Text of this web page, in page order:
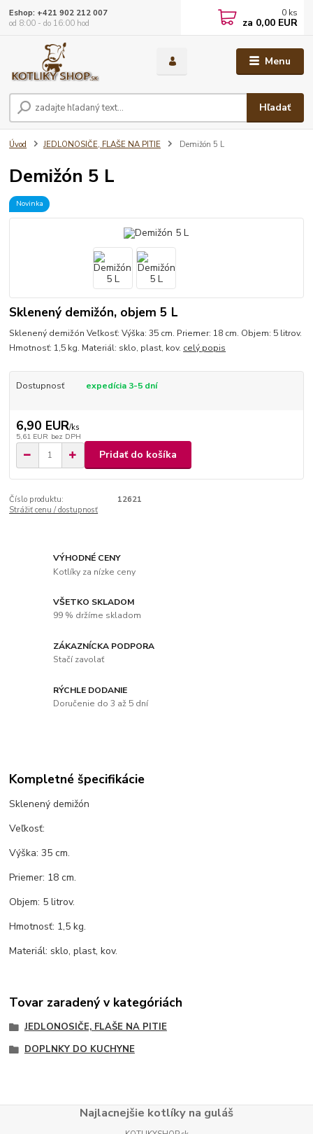
Menu
Hľadať
Eshop: +421 902 212 007
od 8:00 - do 16:00 hod
0 ks
za 0,00 EUR
Úvod JEDLONOSIČE, FLAŠE NA PITIE Demižón 5 L
Demižón 5 L
Novinka
Sklenený demižón, objem 5 L
Sklenený demižón Veľkosť: Výška: 35 cm. Priemer: 18 cm. Objem: 5 litrov.
Hmotnosť: 1,5 kg. Materiál: sklo, plast, kov. celý popis
Dostupnosť expedícia 3-5 dní
6,90 EUR/ks
5,61 EUR bez DPH
Pridať do košíka
Číslo produktu:
12621
Strážiť cenu / dostupnosť
VÝHODNÉ CENY
Kotlíky za nízke ceny
VŠETKO SKLADOM
99 % držíme skladom
ZÁKAZNÍCKA PODPORA
Stačí zavolať
RÝCHLE DODANIE
Doručenie do 3 až 5 dní
Kompletné špecifikácie
Sklenený demižón
Veľkosť:
Výška: 35 cm.
Priemer: 18 cm.
Objem: 5 litrov.
Hmotnosť: 1,5 kg.
Materiál: sklo, plast, kov.
Tovar zaradený v kategóriách
JEDLONOSIČE, FLAŠE NA PITIE
DOPLNKY DO KUCHYNE
Najlacnejšie kotlíky na guláš